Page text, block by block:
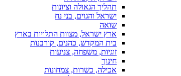
תהליך הגאולה וציונות
ישראל והגוים, בני נח
שואה
ארץ ישראל, מצוות התלויות בארץ
בית המקדש, כהנים, קורבנות
זוגיות, משפחה, צניעות
חינוך
אכילה, כשרות, צמחונות